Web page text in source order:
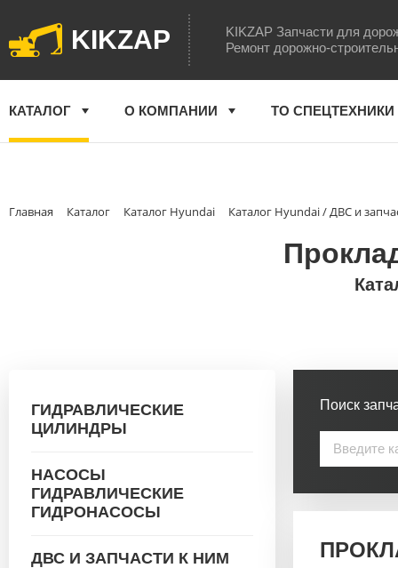
KIKZAP
KIKZAP Запчасти для
Ремонт дорожно-
КАТАЛОГ О КОМПАНИИ ТО СПЕЦТЕХНИКИ
Главная Каталог Каталог Hyundai Каталог Hyundai / ДВС и
ГИДРАВЛИЧЕСКИЕ
ЦИЛИНДРЫ
НАСОСЫ
ГИДРАВЛИЧЕСКИЕ
ГИДРОНАСОСЫ
ДВС И ЗАПЧАСТИ К НИМ
Поиск